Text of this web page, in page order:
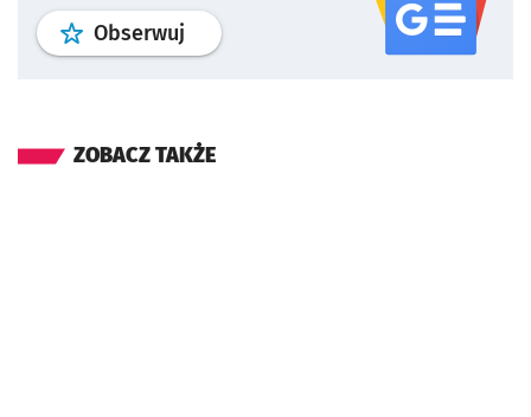
Obserwuj profil serwisu
ZOBACZ TAKŻE